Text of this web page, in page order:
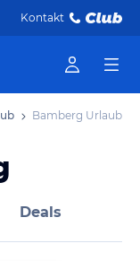
Kontakt
Bamberg Urlaub
Deals